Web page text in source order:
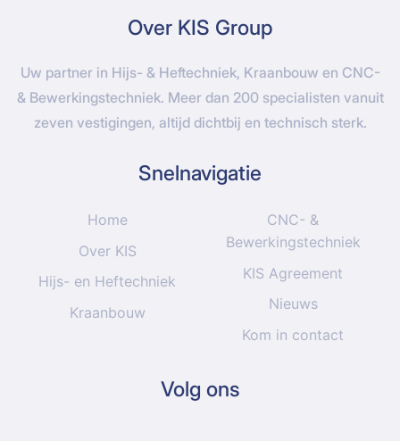
Over KIS Group
Uw partner in Hijs- & Heftechniek, Kraanbouw en CNC-
& Bewerkingstechniek. Meer dan 200 specialisten vanuit
zeven vestigingen, altijd dichtbij en technisch sterk.
Snelnavigatie
Home
Over KIS
Hijs- en Heftechniek
Kraanbouw
CNC- &
Bewerkingstechniek
KIS Agreement
Nieuws
Kom in contact
Volg ons